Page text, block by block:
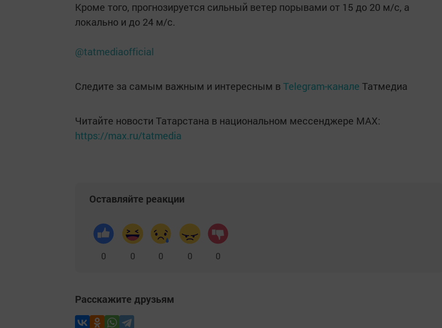
Кроме того, прогнозируется сильный ветер порывами от 15 до 20 м/с, а
локально и до 24 м/с.
@tatmediaofficial
Следите за самым важным и интересным в Telegram-канале Татмедиа
Читайте новости Татарстана в национальном мессенджере MАХ:
https://max.ru/tatmedia
Оставляйте реакции
0 0 0 0 0
Расскажите друзьям